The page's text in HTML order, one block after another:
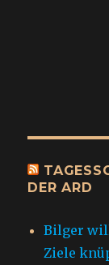
DER ARD
Bilger
Ziele